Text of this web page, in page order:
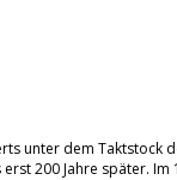
unter dem Taktstock
200 Jahre später. Im